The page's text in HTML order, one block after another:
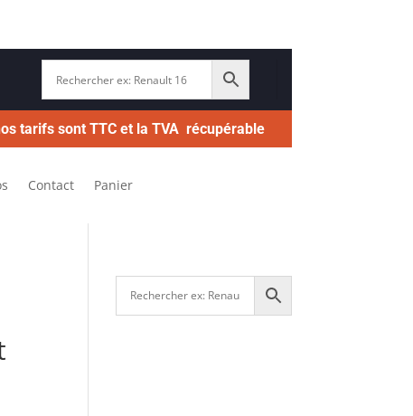
tarifs sont TTC et la TVA récupérable
Contact Panier